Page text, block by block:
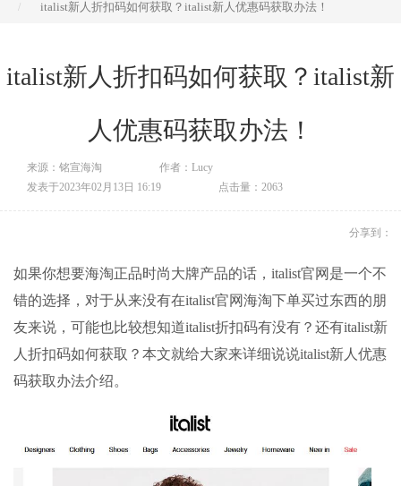
italist新人折扣码如何获取？italist新人优惠码获取办法！
italist新人折扣码如何获取？italist新
人优惠码获取办法！
来源：铭宣海淘
作者：Lucy
发表于2023年02月13日 16:19
点击量：2063
分享到：
如果你想要海淘正品时尚大牌产品的话，italist官网是一个不
错的选择，对于从来没有在italist官网海淘下单买过东西的朋
友来说，可能也比较想知道italist折扣码有没有？还有italist新
人折扣码如何获取？本文就给大家来详细说说italist新人优惠
码获取办法介绍。